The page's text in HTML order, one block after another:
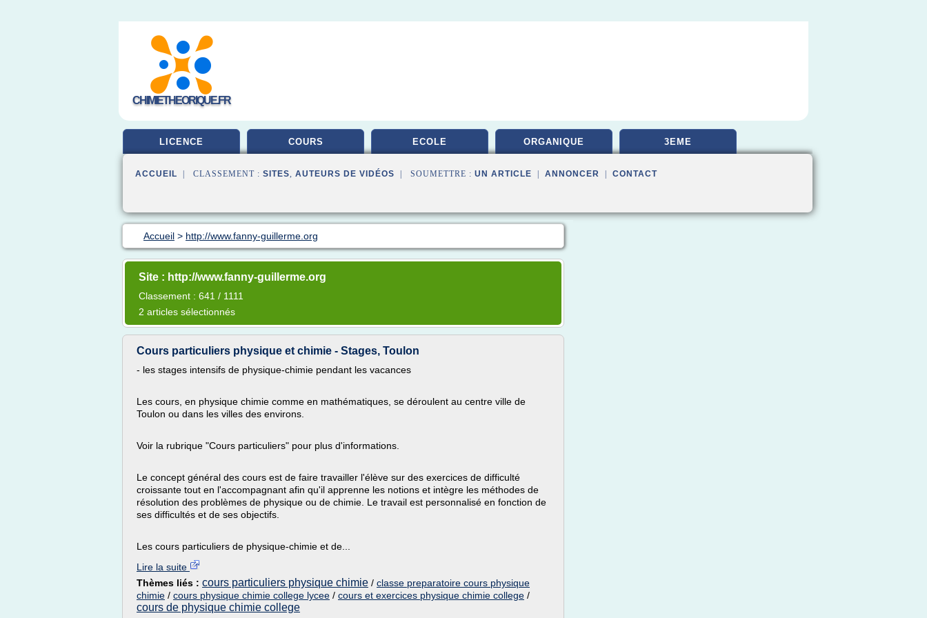
CHIMIETHEORIQUE.FR
LICENCE COURS ECOLE ORGANIQUE 3EME
ACCUEIL | CLASSEMENT : SITES, AUTEURS DE VIDÉOS | SOUMETTRE : UN ARTICLE ANNONCER CONTACT
Accueil > http://www.fanny-guillerme.org
Site : http://www.fanny-guillerme.org
Classement : 641 / 1111
2 articles sélectionnés
Cours particuliers physique et chimie - Stages, Toulon
- les stages intensifs de physique-chimie pendant les vacances
Les cours, en physique chimie comme en mathématiques, se déroulent au centre ville de
Toulon ou dans les villes des environs.
Voir la rubrique "Cours particuliers" pour plus d'informations.
Le concept général des cours est de faire travailler l'élève sur des exercices de difficulté
croissante tout en l'accompagnant afin qu'il apprenne les notions et intègre les méthodes de
résolution des problèmes de physique ou de chimie. Le travail est personnalisé en fonction de
ses difficultés et de ses objectifs.
Les cours particuliers de physique-chimie et de...
Lire la suite
Thèmes liés : cours particuliers physique chimie / classe preparatoire cours physique
chimie / cours physique chimie college lycee / cours et exercices physique chimie college /
cours de physique chimie college